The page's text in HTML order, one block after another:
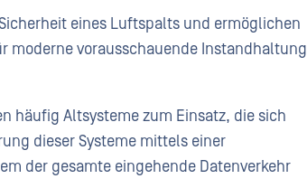
eines Luftspalts und ermöglichen
moderne vorausschauende Instandhaltung
häufig Altsysteme zum Einsatz, die sich
dieser Systeme mittels einer
der gesamte eingehende Datenverkehr